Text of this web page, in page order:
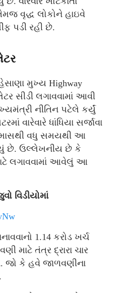
વૃદ્ધ લોકોને હાઇવે
પડી રહી છે.
મુખ્ય Highway
સીડી લગાવવામાં આવી
નીતિન પટેલે કર્યું
વારેવારે ધાંધિયા સર્જાવા
માસથી વધુ સમયથી આ
છે. ઉલ્લેખનીય છે કે
લગાવવામાં આવેલું આ
વિડીયોમાં
1.14 કરોડ ખર્ચ
માટે તંત્ર દ્રારા ચાર
જો કે હવે જાળવણીના